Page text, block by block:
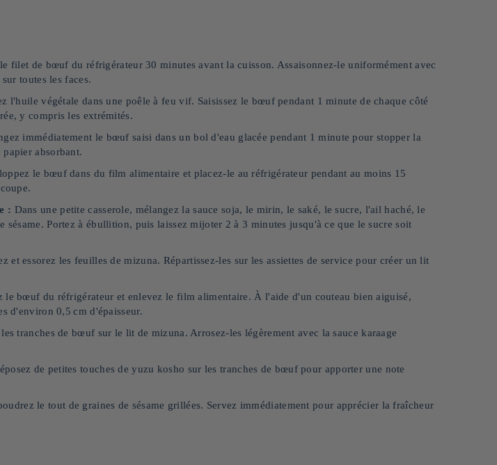
filet de bœuf du réfrigérateur 30 minutes avant la cuisson. Assaisonnez-le uniformément avec
toutes les faces.
l'huile végétale dans une poêle à feu vif. Saisissez le bœuf pendant 1 minute de chaque côté
y compris les extrémités.
immédiatement le bœuf saisi dans un bol d'eau glacée pendant 1 minute pour stopper la
absorbant.
le bœuf dans du film alimentaire et placez-le au réfrigérateur pendant au moins 15
: Dans une petite casserole, mélangez la sauce soja, le mirin, le saké, le sucre, l'ail haché, le
sésame. Portez à ébullition, puis laissez mijoter 2 à 3 minutes jusqu'à ce que le sucre soit
et essorez les feuilles de mizuna. Répartissez-les sur les assiettes de service pour créer un lit
le bœuf du réfrigérateur et enlevez le film alimentaire. À l'aide d'un couteau bien aiguisé,
d'environ 0,5 cm d'épaisseur.
les tranches de bœuf sur le lit de mizuna. Arrosez-les légèrement avec la sauce karaage
de petites touches de yuzu kosho sur les tranches de bœuf pour apporter une note
le tout de graines de sésame grillées. Servez immédiatement pour apprécier la fraîcheur